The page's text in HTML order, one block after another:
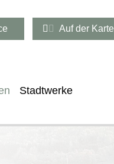
Auf der Karte
Stadtwerke